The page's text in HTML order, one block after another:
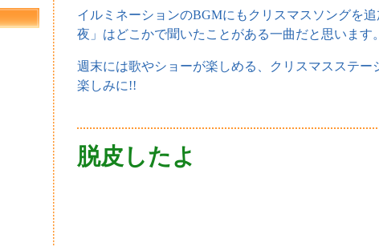
イルミネーションのBGMにもクリスマスソングを
夜」はどこかで聞いたことがある一曲だと思います。
週末には歌やショーが楽しめる、クリスマスステー
楽しみに!!
脱皮したよ